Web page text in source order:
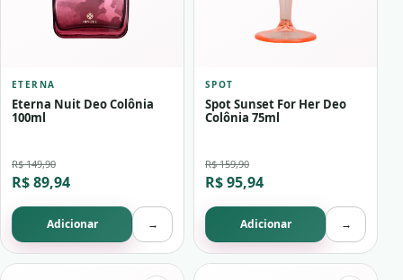
ETERNA
Eterna Nuit Deo Colônia
100ml
R$ 149,90
R$ 89,94
Adicionar →
SPOT
Spot Sunset For Her Deo
Colônia 75ml
R$ 159,90
R$ 95,94
Adicionar →